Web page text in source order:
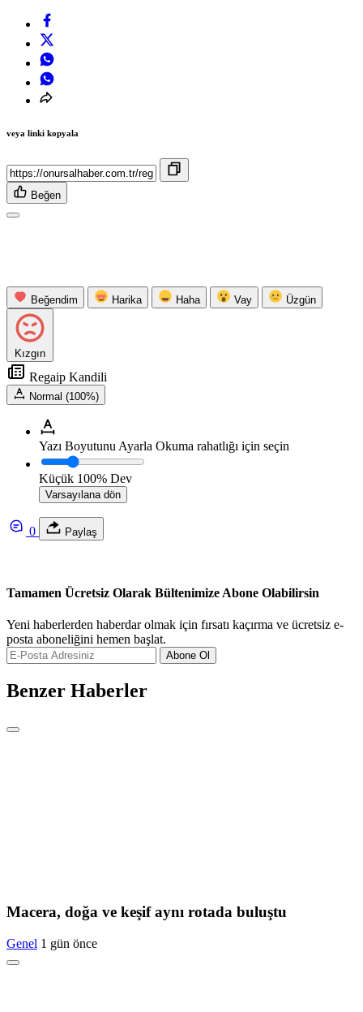
veya linki kopyala
Beğen
Beğendim Harika Haha Vay Üzgün
Kızgın
Regaip Kandili
Normal (100%)
Yazı Boyutunu Ayarla Okuma rahatlığı için seçin
Küçük 100% Dev
Varsayılana dön
0 Paylaş
Tamamen Ücretsiz Olarak Bültenimize Abone Olabilirsin
Yeni haberlerden haberdar olmak için fırsatı kaçırma ve ücretsiz e-
posta aboneliğini hemen başlat.
Abone Ol
Benzer Haberler
Macera, doğa ve keşif aynı rotada buluştu
Genel 1 gün önce